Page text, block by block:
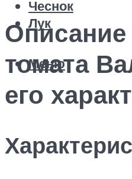
Чеснок
Лук
Меню
Описание
томата
его